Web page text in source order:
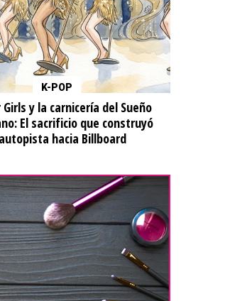
K-POP
y la carnicería del Sueño
El sacrificio que construyó
hacia Billboard